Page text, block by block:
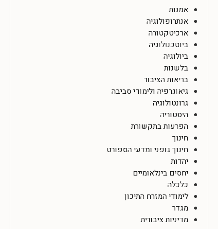
אמנות
אנתרופולוגיה
ארכיטקטורה
ביוטכנולוגיה
ביולוגיה
בלשנות
בריאות הציבור
גיאוגרפיה ולימודי סביבה
גרונטולוגיה
היסטוריה
הפרעות בתקשורת
חינוך
חינוך גופני ומדעי הספורט
יהדות
יחסים בינלאומיים
כלכלה
לימודי המזרח התיכון
מגדר
מדיניות ציבורית